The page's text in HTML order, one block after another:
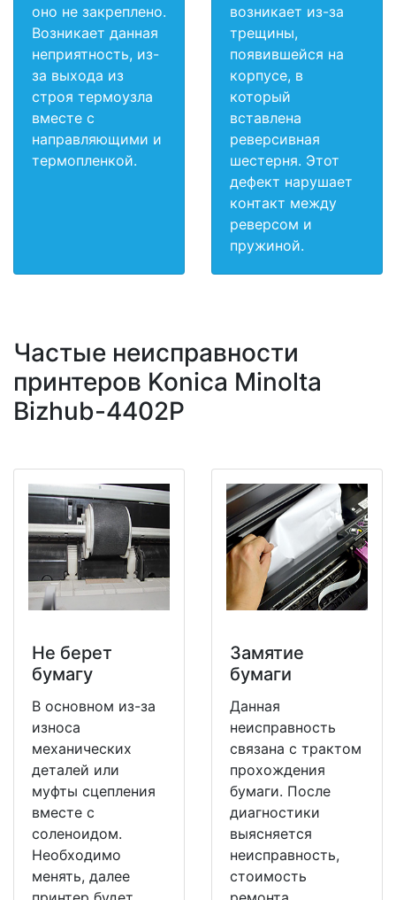
оно не закреплено.
Возникает данная
неприятность, из-
за выхода из
строя термоузла
вместе с
направляющими и
термопленкой.
возникает из-за
трещины,
появившейся на
корпусе, в
который
вставлена
реверсивная
шестерня. Этот
дефект нарушает
контакт между
реверсом и
пружиной.
Частые неисправности
принтеров Konica Minolta
Bizhub-4402P
Не берет
бумагу
В основном из-за
износа
механических
деталей или
муфты сцепления
вместе с
соленоидом.
Необходимо
менять, далее
Замятие
бумаги
Данная
неисправность
связана с трактом
прохождения
бумаги. После
диагностики
выясняется
неисправность,
стоимость